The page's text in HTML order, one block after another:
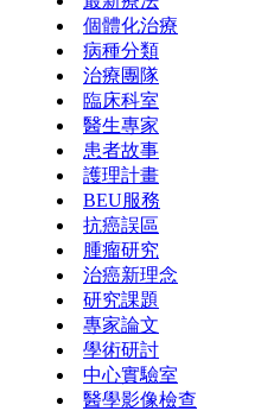
個體化治療
病種分類
治療團隊
臨床科室
醫生專家
患者故事
護理計畫
BEU服務
抗癌誤區
腫瘤研究
治癌新理念
研究課題
專家論文
學術研討
中心實驗室
醫學影像檢查